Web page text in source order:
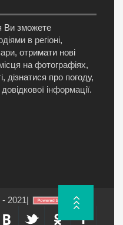
Ви зможете
в регіоні,
, отримати нові
на фотографіях,
дізнатися про погоду,
інформації.
2021|